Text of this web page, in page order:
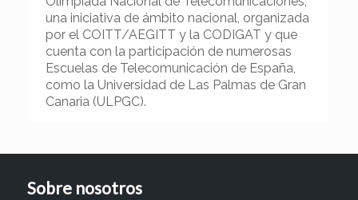
una iniciativa de ámbito nacional, organizada
por el COITT/AEGITT y la CODIGAT y que
cuenta con la participación de numerosas
Escuelas de Telecomunicación de España,
como la Universidad de Las Palmas de Gran
Canaria (ULPGC).
Sobre nosotros